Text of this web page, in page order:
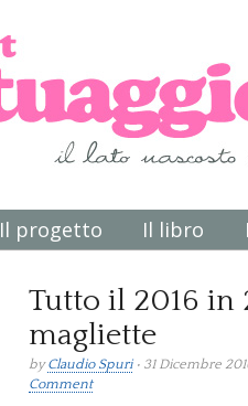
Il progetto Il libro
Tutto il 2016 in
magliette
byClaudio Spuri• 31 Dicembre
Comment